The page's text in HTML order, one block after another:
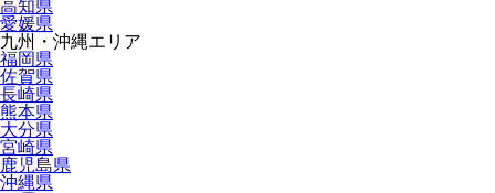
高知県
愛媛県
九州・沖縄エリア
福岡県
佐賀県
長崎県
熊本県
大分県
宮崎県
鹿児島県
沖縄県